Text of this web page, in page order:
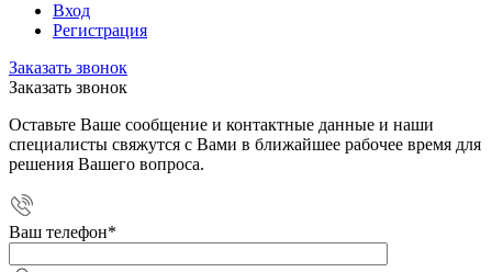
Вход
Регистрация
Заказать звонок
Заказать звонок
Оставьте Ваше сообщение и контактные данные и наши
специалисты свяжутся с Вами в ближайшее рабочее время для
решения Вашего вопроса.
Ваш телефон*